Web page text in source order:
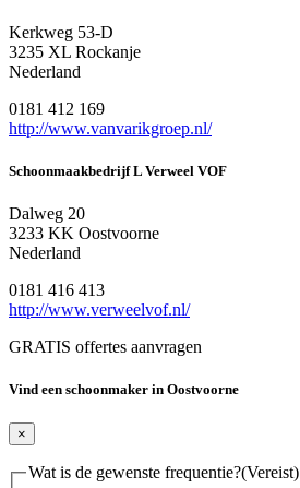
Kerkweg 53-D
3235 XL Rockanje
Nederland
0181 412 169
http://www.vanvarikgroep.nl/
Schoonmaakbedrijf L Verweel VOF
Dalweg 20
3233 KK Oostvoorne
Nederland
0181 416 413
http://www.verweelvof.nl/
GRATIS offertes aanvragen
Vind een schoonmaker in Oostvoorne
×
Wat is de gewenste frequentie?(Vereist)